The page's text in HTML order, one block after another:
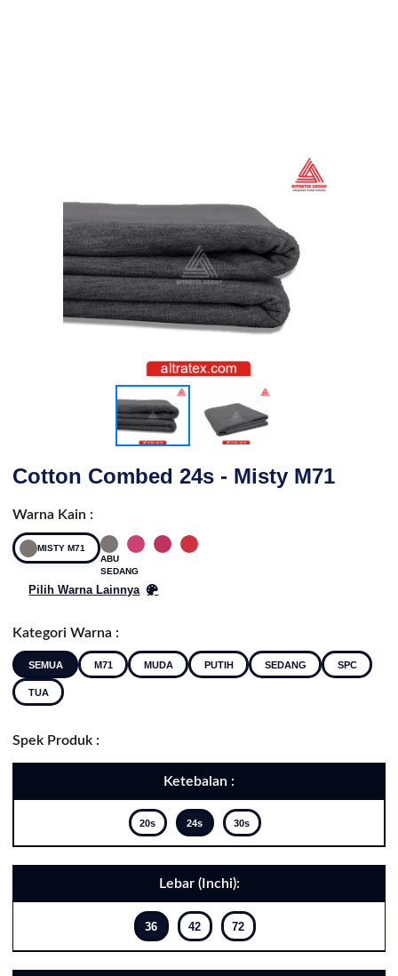
Cotton Combed 24s - Misty M71
Warna Kain :
MISTY M71
ABU
SEDANG
Pilih Warna Lainnya
Kategori Warna :
SEMUA M71 MUDA PUTIH SEDANG SPC
TUA
Spek Produk :
Ketebalan :
20s 24s 30s
Lebar (Inchi):
36 42 72